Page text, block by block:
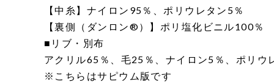
【中糸】ナイロン95％、ポリウレタン5％
【裏側（ダンロン®）】ポリ塩化ビニル100％
■リブ・別布
アクリル65％、毛25％、ナイロン5％、ポリウ
※こちらはサピウム版です